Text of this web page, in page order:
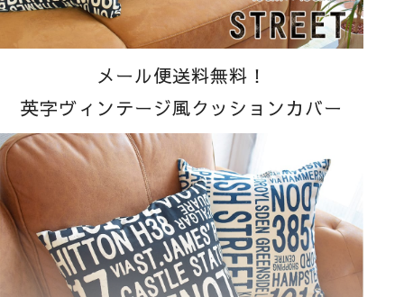
メール便送料無料！
英字ヴィンテージ風クッションカバー